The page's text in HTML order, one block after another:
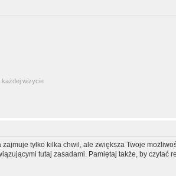
każdej wizycie
tylko kilka chwil, ale zwiększa Twoje
tutaj zasadami. Pamiętaj także, by czytać